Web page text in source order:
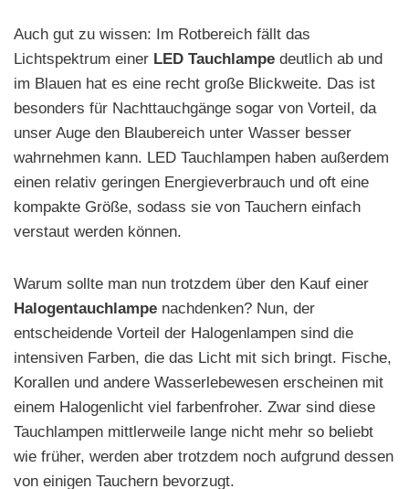
Auch gut zu wissen: Im Rotbereich fällt das
Lichtspektrum einer LED Tauchlampe deutlich ab und
im Blauen hat es eine recht große Blickweite. Das ist
besonders für Nachttauchgänge sogar von Vorteil, da
unser Auge den Blaubereich unter Wasser besser
wahrnehmen kann. LED Tauchlampen haben außerdem
einen relativ geringen Energieverbrauch und oft eine
kompakte Größe, sodass sie von Tauchern einfach
verstaut werden können.
Warum sollte man nun trotzdem über den Kauf einer
Halogentauchlampe nachdenken? Nun, der
entscheidende Vorteil der Halogenlampen sind die
intensiven Farben, die das Licht mit sich bringt. Fische,
Korallen und andere Wasserlebewesen erscheinen mit
einem Halogenlicht viel farbenfroher. Zwar sind diese
Tauchlampen mittlerweile lange nicht mehr so beliebt
wie früher, werden aber trotzdem noch aufgrund dessen
von einigen Tauchern bevorzugt.